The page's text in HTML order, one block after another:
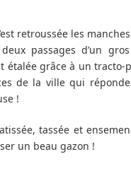
retroussée les
passages d’un
grâce à un tracto-
de la ville qui
!
tassée et
un beau gazon !